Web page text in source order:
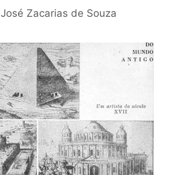
José Zacarias de Souza